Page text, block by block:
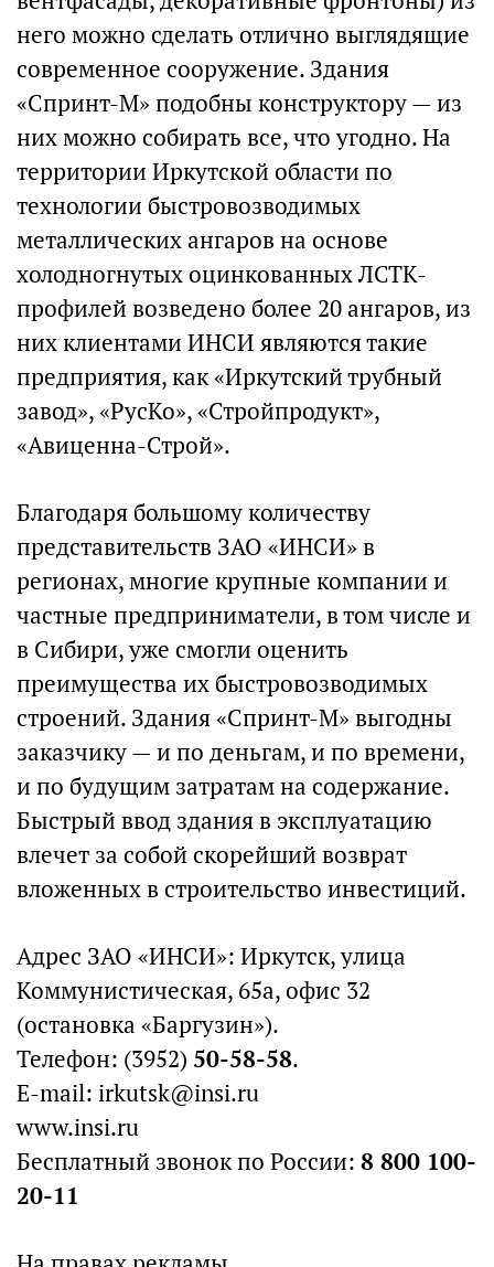
него можно сделать отлично выглядящие
современное сооружение. Здания
«Спринт-М» подобны конструктору — из
них можно собирать все, что угодно. На
территории Иркутской области по
технологии быстровозводимых
металлических ангаров на основе
холодногнутых оцинкованных ЛСТК-
профилей возведено более 20 ангаров, из
них клиентами ИНСИ являются такие
предприятия, как «Иркутский трубный
завод», «РусКо», «Стройпродукт»,
«Авиценна-Строй».
Благодаря большому количеству
представительств ЗАО «ИНСИ» в
регионах, многие крупные компании и
частные предприниматели, в том числе и
в Сибири, уже смогли оценить
преимущества их быстровозводимых
строений. Здания «Спринт-М» выгодны
заказчику — и по деньгам, и по времени,
и по будущим затратам на содержание.
Быстрый ввод здания в эксплуатацию
влечет за собой скорейший возврат
вложенных в строительство инвестиций.
Адрес ЗАО «ИНСИ»: Иркутск, улица
Коммунистическая, 65а, офис 32
(остановка «Баргузин»).
Телефон: (3952) 50-58-58.
E-mail: irkutsk@insi.ru
www.insi.ru
Бесплатный звонок по России: 8 800 100-
20-11